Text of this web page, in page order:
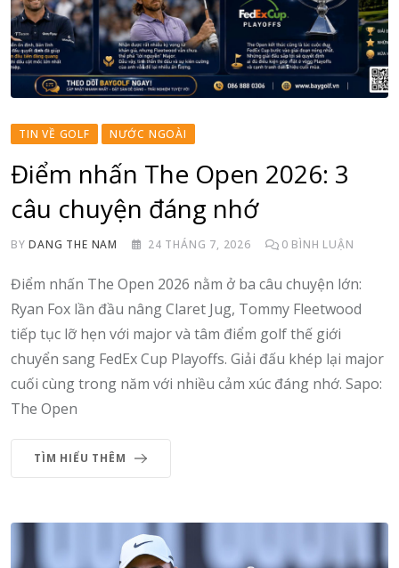
TIN VỀ GOLF NƯỚC NGOÀI
Điểm nhấn The Open 2026: 3
câu chuyện đáng nhớ
BYDANG THE NAM 24 THÁNG 7, 2026 0 BÌNH LUẬN
Điểm nhấn The Open 2026 nằm ở ba câu chuyện lớn:
Ryan Fox lần đầu nâng Claret Jug, Tommy Fleetwood
tiếp tục lỡ hẹn với major và tâm điểm golf thế giới
chuyển sang FedEx Cup Playoffs. Giải đấu khép lại major
cuối cùng trong năm với nhiều cảm xúc đáng nhớ. Sapo:
The Open
TÌM HIỂU THÊM